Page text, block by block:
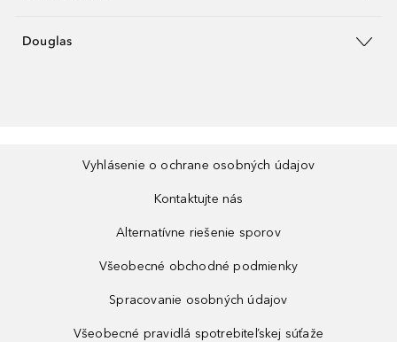
Douglas
Vyhlásenie o ochrane osobných údajov
Kontaktujte nás
Alternatívne riešenie sporov
Všeobecné obchodné podmienky
Spracovanie osobných údajov
Všeobecné pravidlá spotrebiteľskej súťaže